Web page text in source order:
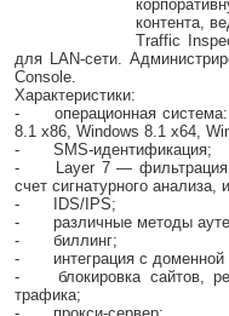
контента,
Traffic
для LAN-сети.
Console.
Характеристики:
-
операционная
8.1 x86, Windows 8.1 x64,
-
SMS-идентификация;
-
Layer 7 — фильтрация
счет сигнатурного
-
IDS/IPS;
-
различные методы
-
биллинг;
-
интеграция с
-
блокировка сайтов,
трафика;